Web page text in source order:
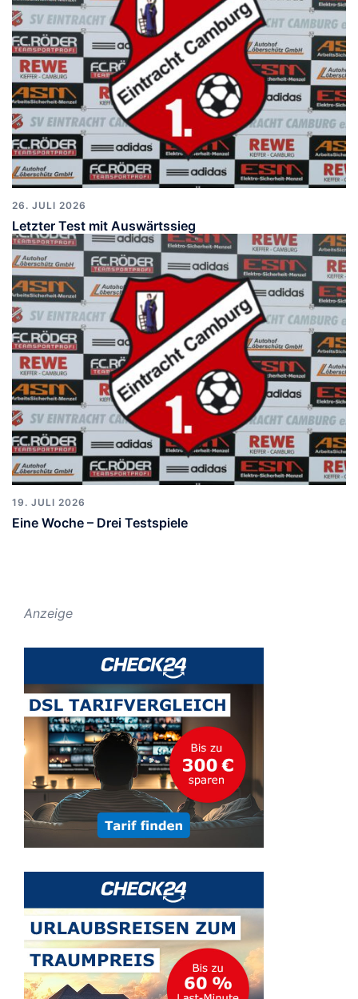
26. JULI 2026
Letzter Test mit Auswärtssieg
19. JULI 2026
Eine Woche – Drei Testspiele
Anzeige